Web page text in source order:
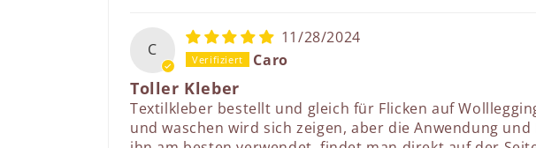
C
11/28/2024
Caro
Toller Kleber
Textilkleber bestellt und gleich für Flicken auf
und waschen wird sich zeigen, aber die Anwendung